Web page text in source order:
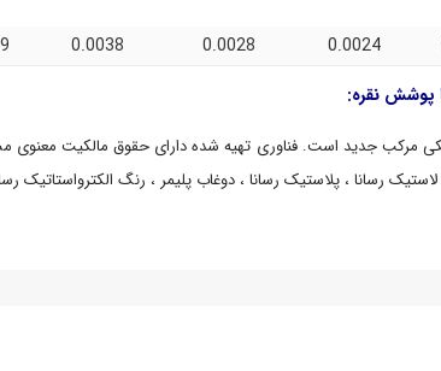
0.0024
0.0028
0.0038
پوشش نقره:
مرکب جدید است. فناوری تهیه شده دارای حقوق مالکیت
رسانا ، پلاستیک رسانا ، دوغاب پلیمر ، رنگ الکترواستاتیک